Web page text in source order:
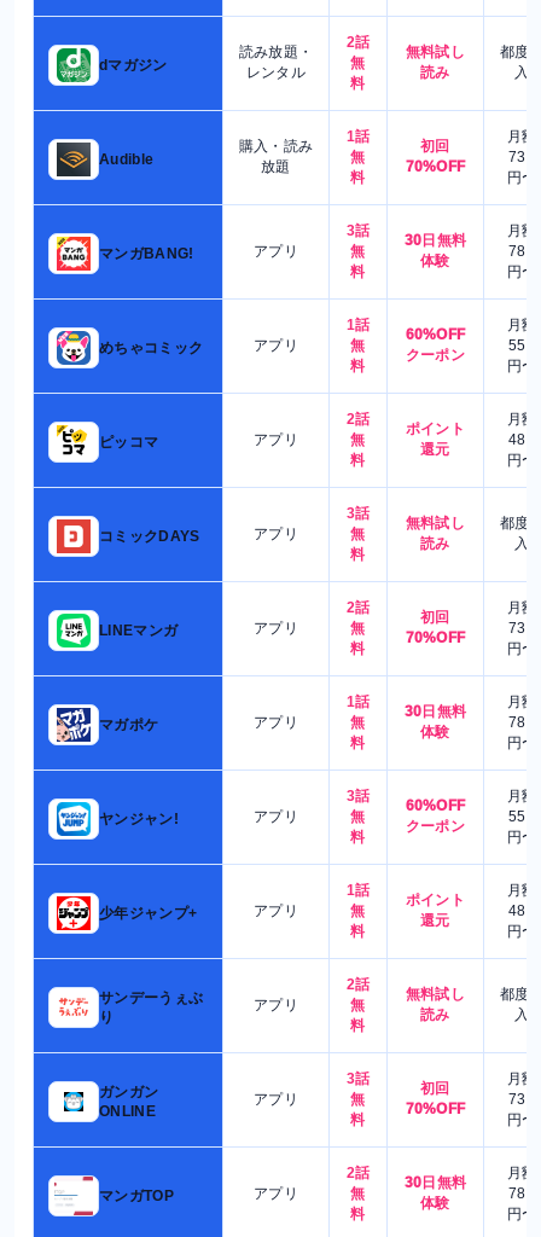
dマガジン
読み放題・
レンタル
2話
無
料
無料試し
読み
都度
入
Audible
購入・読み
放題
1話
無
料
初回
70%OFF
月額
730
円〜
マンガBANG! アプリ
3話
無
料
30日無料
体験
月額
780
円〜
めちゃコミック アプリ
1話
無
料
60%OFF
クーポン
月額
550
円〜
ピッコマ アプリ
2話
無
料
ポイント
還元
月額
480
円〜
コミックDAYS アプリ
3話
無
料
無料試し
読み
都度
入
LINEマンガ アプリ
2話
無
料
初回
70%OFF
月額
730
円〜
マガポケ アプリ
1話
無
料
30日無料
体験
月額
780
円〜
ヤンジャン! アプリ
3話
無
料
60%OFF
クーポン
月額
550
円〜
少年ジャンプ+ アプリ
1話
無
料
ポイント
還元
月額
480
円〜
サンデーうぇぶ
り
アプリ
2話
無
料
無料試し
読み
都度
入
ガンガン
ONLINE
アプリ
3話
無
料
初回
70%OFF
月額
730
円〜
マンガTOP アプリ
2話
無
料
30日無料
体験
月額
780
円〜